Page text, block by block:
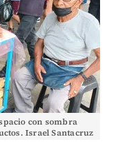
con sombra
Israel Santacruz